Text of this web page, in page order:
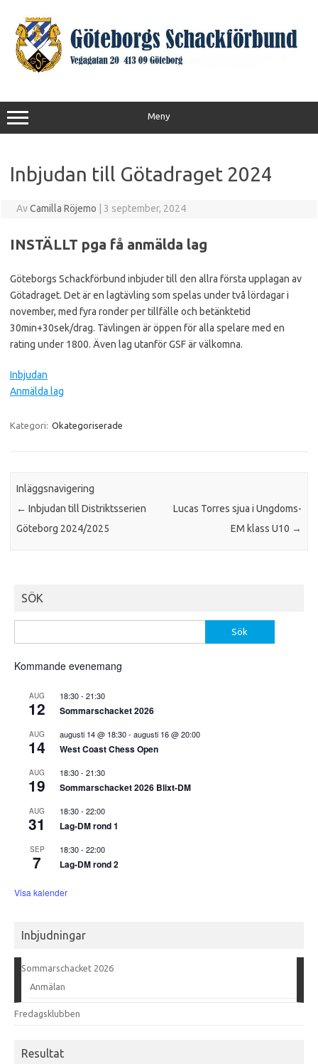
innehåll
Meny
Inbjudan till Götadraget 2024
AvCamilla Röjemo 3 september, 2024
INSTÄLLT pga få anmälda lag
Göteborgs Schackförbund inbjuder till den allra första upplagan av
Götadraget. Det är en lagtävling som spelas under två lördagar i
november, med fyra ronder per tillfälle och betänktetid
30min+30sek/drag. Tävlingen är öppen för alla spelare med en
rating under 1800. Även lag utanför GSF är välkomna.
Inbjudan
Anmälda lag
Kategori: Okategoriserade
Inläggsnavigering
← Inbjudan till Distriktsserien
Göteborg 2024/2025
Lucas Torres sjua i Ungdoms-
EM klass U10 →
SÖK
efter:
Kommande evenemang
AUG
12
18:30- 21:30
Sommarschacket 2026
AUG
14
augusti 14 @ 18:30- augusti 16 @ 20:00
West Coast Chess Open
AUG
19
18:30- 21:30
Sommarschacket 2026 Blixt-DM
AUG
31
18:30- 22:00
Lag-DM rond 1
SEP
7
18:30- 22:00
Lag-DM rond 2
Visa kalender
Inbjudningar
Sommarschacket 2026
Anmälan
Fredagsklubben
Resultat